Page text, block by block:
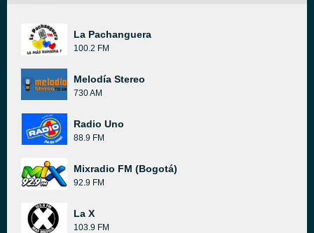
La Pachanguera
100.2 FM
Melodía Stereo
730 AM
Radio Uno
88.9 FM
Mixradio FM (Bogotá)
92.9 FM
La X
103.9 FM